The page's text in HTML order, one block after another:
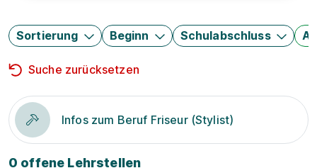
Sortierung Beginn Schulabschluss
Suche zurücksetzen
Infos zum Beruf Friseur (Stylist)
0 offene Lehrstellen